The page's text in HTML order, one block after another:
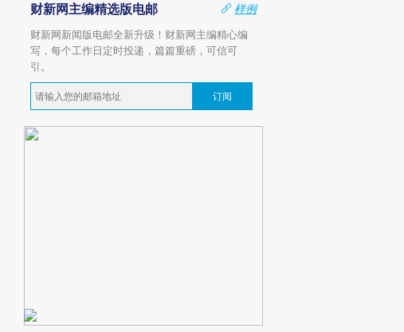
财新网主编精选版电邮
样例
财新网新闻版电邮全新升级！财新网主编精心编
写，每个工作日定时投递，篇篇重磅，可信可
引。
订阅